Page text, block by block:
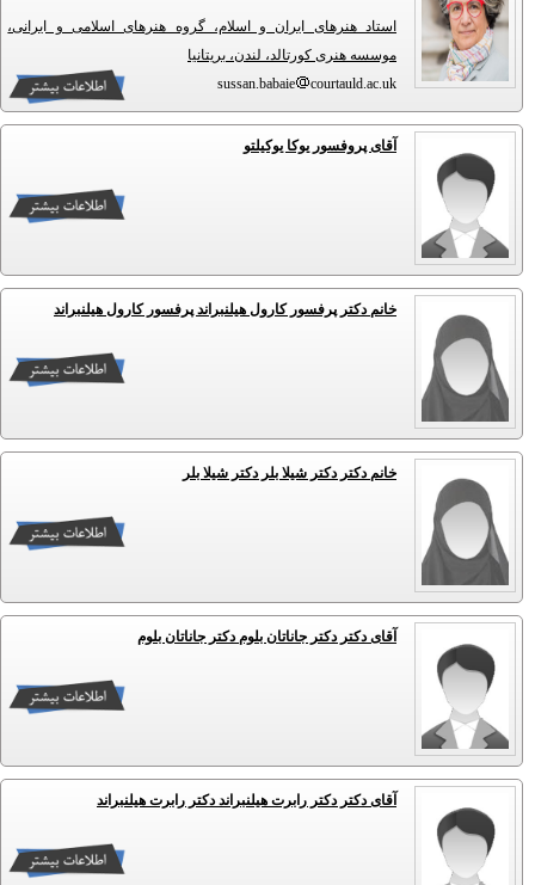
استاد هنرهای ایران و اسلام، گروه هنرهای اسلامی و ایرانی،
موسسه هنری کورتالد، لندن، بریتانیا
sussan.babaie
courtauld.ac.uk
آقای پروفسور یوکا یوکیلتو
خانم دکتر پرفسور کارول هیلنبراند پرفسور کارول هیلنبراند
خانم دکتر دکتر شیلا بلر دکتر شیلا بلر
آقای دکتر دکتر جاناتان بلوم دکتر جاناتان بلوم
آقای دکتر دکتر رابرت هیلنبراند دکتر رابرت هیلنبراند